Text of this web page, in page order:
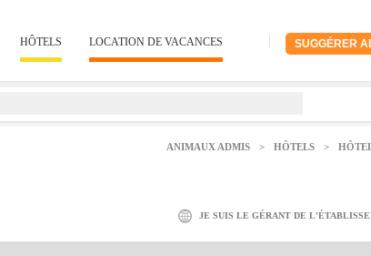
SUGGÉRER
HÔTELS LOCATION DE VACANCES
ANIMAUX ADMIS > HÔTELS >
JE SUIS LE GÉRANT DE